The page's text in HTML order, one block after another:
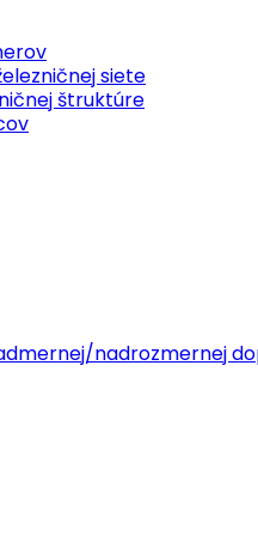
siete
štruktúre
nadrozmernej